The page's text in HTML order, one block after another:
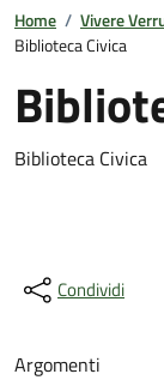
Home / Vivere
Biblioteca Civica
Biblioteca Civica
Condividi
Argomenti